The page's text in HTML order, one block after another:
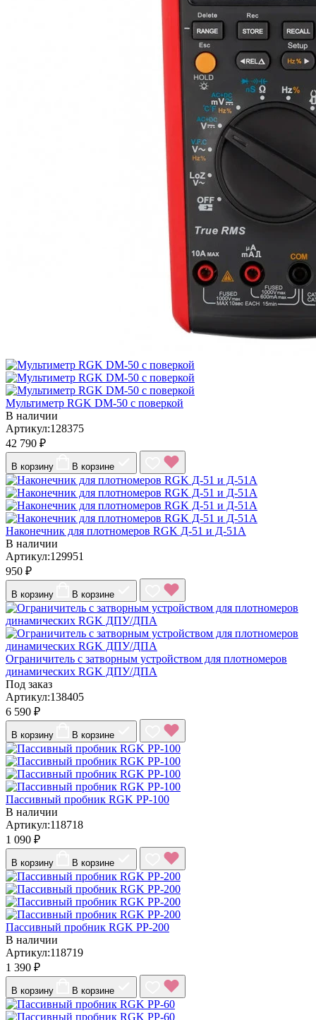
Мультиметр RGK DM-50 с поверкой
В наличии
Артикул:128375
42 790 ₽
В корзину В корзине
Наконечник для плотномеров RGK Д-51 и Д-51А
В наличии
Артикул:129951
950 ₽
В корзину В корзине
Ограничитель с затворным устройством для плотномеров
динамических RGK ДПУ/ДПА
Под заказ
Артикул:138405
6 590 ₽
В корзину В корзине
Пассивный пробник RGK PP-100
В наличии
Артикул:118718
1 090 ₽
В корзину В корзине
Пассивный пробник RGK PP-200
В наличии
Артикул:118719
1 390 ₽
В корзину В корзине